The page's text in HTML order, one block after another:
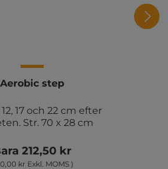
Aerobic step
17 och 22 cm efter
Str. 70 x 28 cm
212,50 kr
kr Exkl. MOMS )